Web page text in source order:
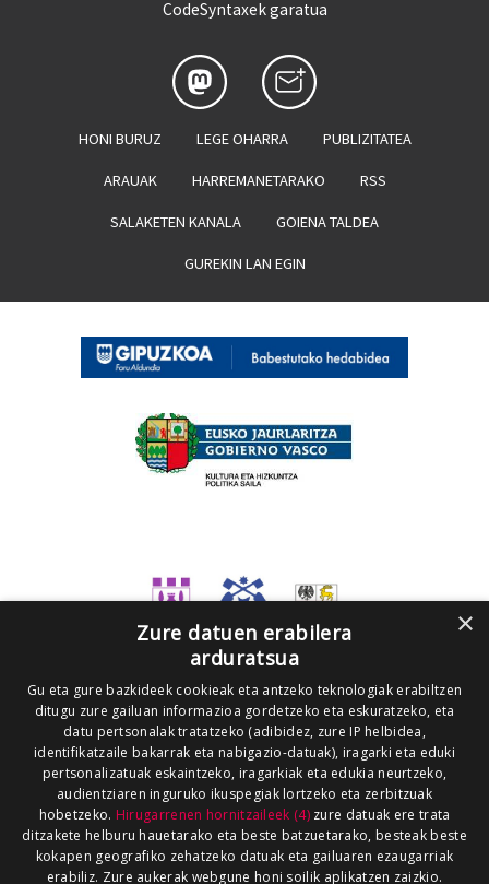
CodeSyntaxek garatua
HONI BURUZ LEGE OHARRA PUBLIZITATEA
ARAUAK HARREMANETARAKO RSS
SALAKETEN KANALA GOIENA TALDEA
GUREKIN LAN EGIN
×
Zure datuen erabilera
arduratsua
Gu eta gure bazkideek cookieak eta antzeko teknologiak erabiltzen
ditugu zure gailuan informazioa gordetzeko eta eskuratzeko, eta
datu pertsonalak tratatzeko (adibidez, zure IP helbidea,
identifikatzaile bakarrak eta nabigazio-datuak), iragarki eta eduki
pertsonalizatuak eskaintzeko, iragarkiak eta edukia neurtzeko,
audientziaren inguruko ikuspegiak lortzeko eta zerbitzuak
hobetzeko. Hirugarrenen hornitzaileek (4)zure datuak ere trata
ditzakete helburu hauetarako eta beste batzuetarako, besteak beste
kokapen geografiko zehatzeko datuak eta gailuaren ezaugarriak
erabiliz. Zure aukerak webgune honi soilik aplikatzen zaizkio.